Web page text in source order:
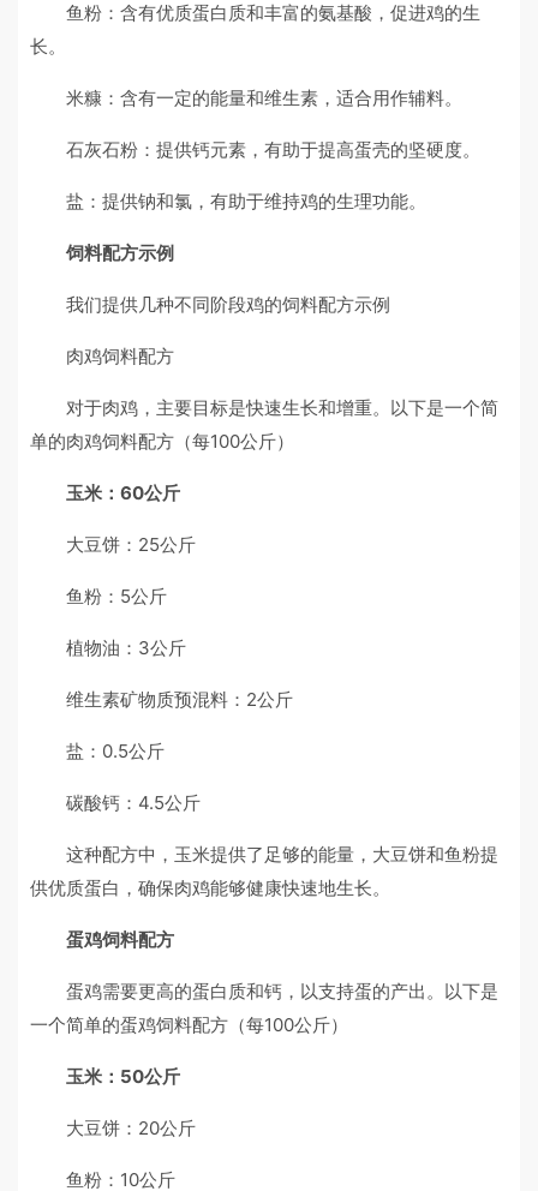
鱼粉：含有优质蛋白质和丰富的氨基酸，促进鸡的生
长。
米糠：含有一定的能量和维生素，适合用作辅料。
石灰石粉：提供钙元素，有助于提高蛋壳的坚硬度。
盐：提供钠和氯，有助于维持鸡的生理功能。
饲料配方示例
我们提供几种不同阶段鸡的饲料配方示例
肉鸡饲料配方
对于肉鸡，主要目标是快速生长和增重。以下是一个简
单的肉鸡饲料配方（每100公斤）
玉米：60公斤
大豆饼：25公斤
鱼粉：5公斤
植物油：3公斤
维生素矿物质预混料：2公斤
盐：0.5公斤
碳酸钙：4.5公斤
这种配方中，玉米提供了足够的能量，大豆饼和鱼粉提
供优质蛋白，确保肉鸡能够健康快速地生长。
蛋鸡饲料配方
蛋鸡需要更高的蛋白质和钙，以支持蛋的产出。以下是
一个简单的蛋鸡饲料配方（每100公斤）
玉米：50公斤
大豆饼：20公斤
鱼粉：10公斤